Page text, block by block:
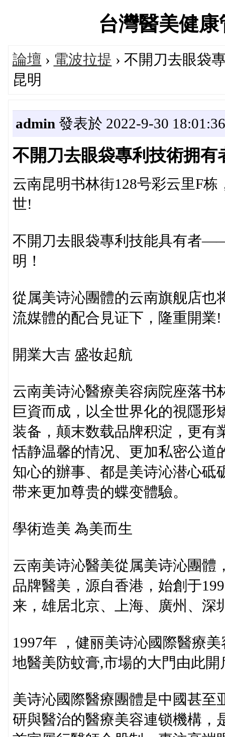
台灣醫美健
論壇 › 電波拉提 › 不開刀去眼袋
昆明
admin 發表於 2022-9-30 18:01:36
不開刀去眼袋專利技術拥
云南昆明书林街128号彩云里F
世!
不開刀去眼袋專利技能具有者
明！
從属美诗沁團體的云南旗舰店也
流媒體的配合見证下，隆重開業!
開業大吉 盛妆起航
云南美诗沁醫療美容病院座落书
巨資而成，以全世界化的視隱形
装备，颠末数载品牌积淀，更有
恬静温馨的情况、更加私密公道
知心的辦事、都是美诗沁潜心砥
带来更加尊贵的蝶变體驗。
學術造美 為美而生
云南美诗沁醫美從属美诗沁團
品牌醫美，源自香港，始創于
来，雄居北京、上海、廣州、深
1997年 ，健丽美诗沁國際醫療
地醫美防蚊膏,市場的大門由此開
美诗沁國際醫療團體是中國甚至
研與醫治的醫療美容連锁機構，